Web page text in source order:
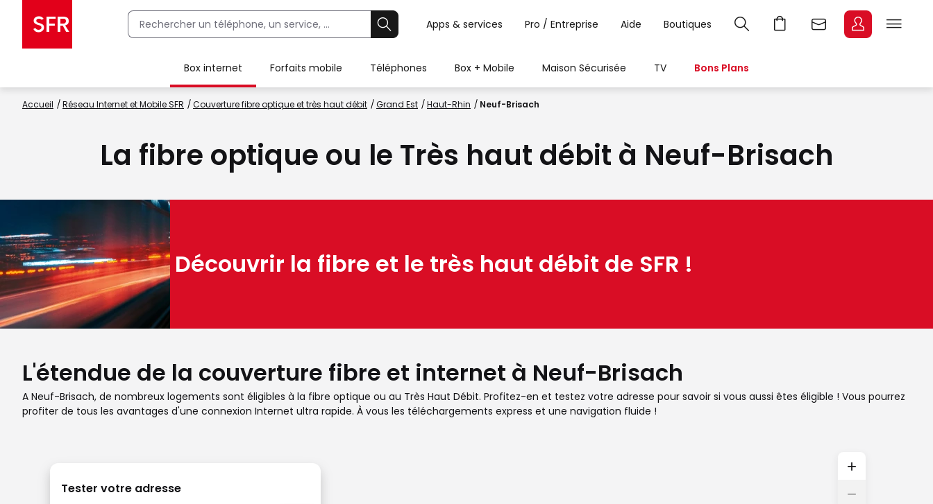
Apps & services Pro / Entreprise Aide Boutiques
Box internet Forfaits mobile Téléphones Box + Mobile Maison Sécurisée TV Bons Plans
Accueil Réseau Internet et Mobile SFR Couverture fibre optique et très haut débit Grand Est Haut-Rhin Neuf-Brisach
La fibre optique ou le Très haut débit à Neuf-Brisach
Découvrir la fibre et le très haut débit de SFR !
L'étendue de la couverture fibre et internet à Neuf-Brisach
A Neuf-Brisach, de nombreux logements sont éligibles à la fibre optique ou au Très Haut Débit. Profitez-en et testez votre adresse pour savoir si vous aussi êtes éligible ! Vous pourrez
profiter de tous les avantages d'une connexion Internet ultra rapide. À vous les téléchargements express et une navigation fluide !
+
−
Tester votre adresse